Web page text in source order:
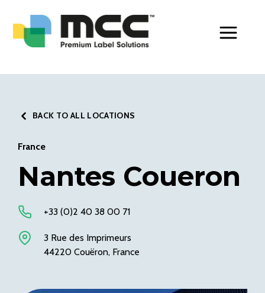
BACK TO ALL LOCATIONS
France
Nantes Coueron
+33 (0)2 40 38 00 71
3 Rue des Imprimeurs
44220 Couëron, France